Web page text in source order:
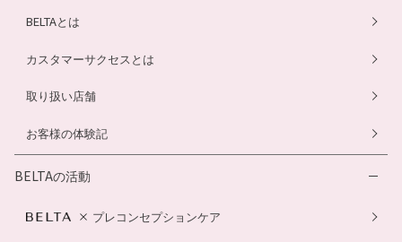
BELTAとは
カスタマーサクセスとは
取り扱い店舗
お客様の体験記
BELTAの活動
プレコンセプションケア